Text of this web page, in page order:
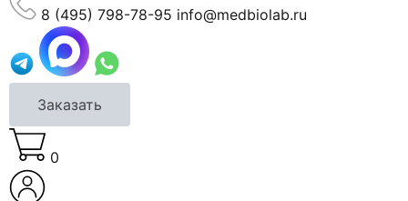
8 (495) 798-78-95 info@medbiolab.ru
Заказать
0